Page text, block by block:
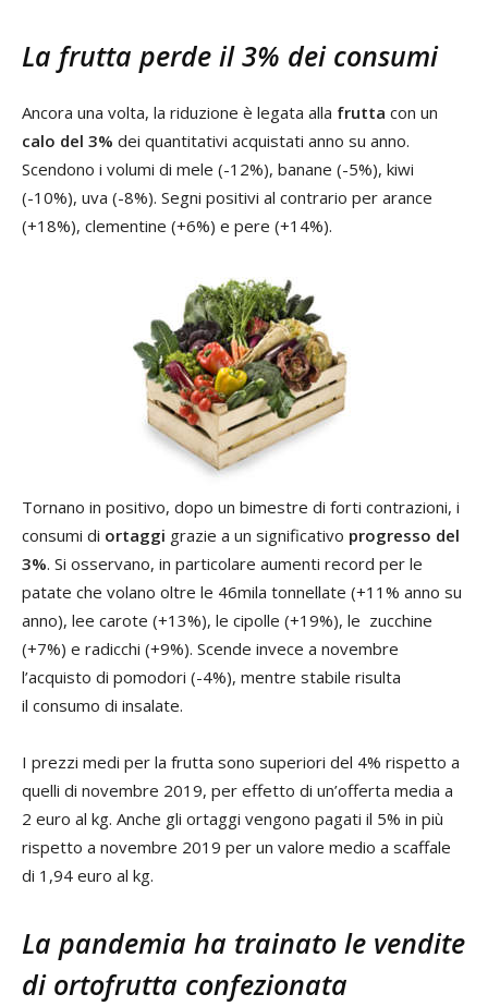
La frutta perde il 3% dei consumi
Ancora una volta, la riduzione è legata alla frutta con un
calo del 3% dei quantitativi acquistati anno su anno.
Scendono i volumi di mele (-12%), banane (-5%), kiwi
(-10%), uva (-8%). Segni positivi al contrario per arance
(+18%), clementine (+6%) e pere (+14%).
Tornano in positivo, dopo un bimestre di forti contrazioni, i
consumi di ortaggi grazie a un significativo progresso del
3%. Si osservano, in particolare aumenti record per le
patate che volano oltre le 46mila tonnellate (+11% anno su
anno), lee carote (+13%), le cipolle (+19%), le zucchine
(+7%) e radicchi (+9%). Scende invece a novembre
l’acquisto di pomodori (-4%), mentre stabile risulta
il consumo di insalate.
I prezzi medi per la frutta sono superiori del 4% rispetto a
quelli di novembre 2019, per effetto di un’offerta media a
2 euro al kg. Anche gli ortaggi vengono pagati il 5% in più
rispetto a novembre 2019 per un valore medio a scaffale
di 1,94 euro al kg.
La pandemia ha trainato le vendite
di ortofrutta confezionata